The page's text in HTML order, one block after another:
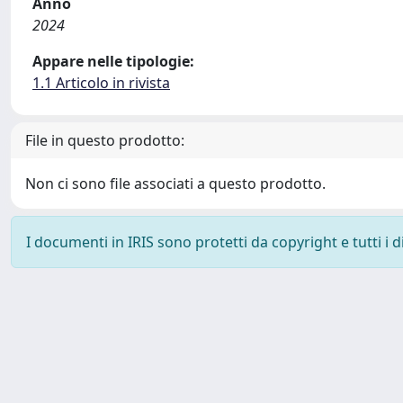
2024
Appare nelle tipologie:
1.1 Articolo in rivista
File in questo prodotto:
Non ci sono file associati a questo prodotto.
I documenti in IRIS sono protetti da copyright e tutti i